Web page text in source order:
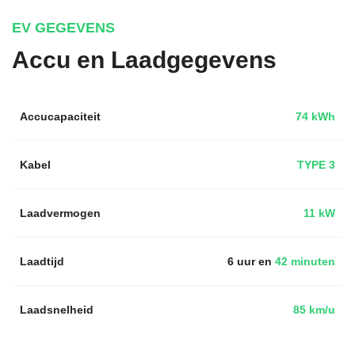
EV GEGEVENS
Accu en Laadgegevens
Accucapaciteit 74 kWh
Kabel TYPE 3
Laadvermogen 11 kW
Laadtijd 6 uur en 42 minuten
Laadsnelheid 85 km/u